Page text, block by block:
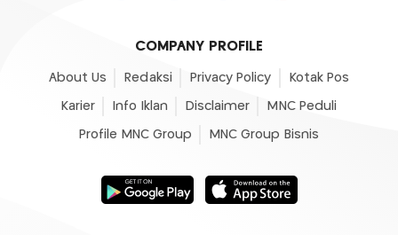
COMPANY PROFILE
About Us Redaksi Privacy Policy Kotak Pos
Karier Info Iklan Disclaimer MNC Peduli
Profile MNC Group MNC Group Bisnis